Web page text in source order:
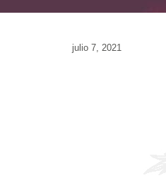
julio 7, 2021